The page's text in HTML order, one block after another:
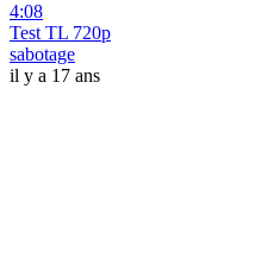
4:08
Test TL 720p
sabotage
il y a 17 ans